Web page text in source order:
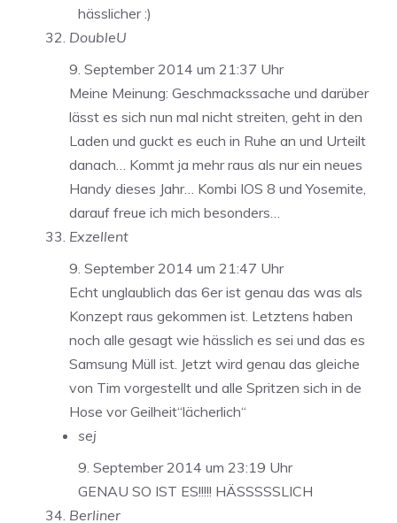
hässlicher :)
DoubleU
9. September 2014 um 21:37 Uhr
Meine Meinung: Geschmackssache und darüber
lässt es sich nun mal nicht streiten, geht in den
Laden und guckt es euch in Ruhe an und Urteilt
danach… Kommt ja mehr raus als nur ein neues
Handy dieses Jahr… Kombi IOS 8 und Yosemite,
darauf freue ich mich besonders…
Exzellent
9. September 2014 um 21:47 Uhr
Echt unglaublich das 6er ist genau das was als
Konzept raus gekommen ist. Letztens haben
noch alle gesagt wie hässlich es sei und das es
Samsung Müll ist. Jetzt wird genau das gleiche
von Tim vorgestellt und alle Spritzen sich in de
Hose vor Geilheit“lächerlich“
sej
9. September 2014 um 23:19 Uhr
GENAU SO IST ES!!!!! HÄSSSSSLICH
Berliner